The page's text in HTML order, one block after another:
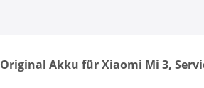
Original Akku für Xiaomi Mi 3,